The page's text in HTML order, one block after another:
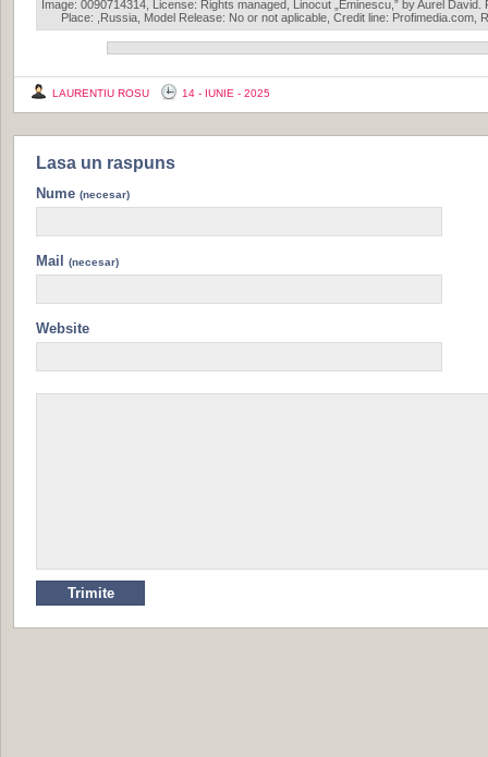
Image: 0090714314, License: Rights managed, Linocut „Eminescu,” by Aurel David.
Place: ,Russia, Model Release: No or not aplicable, Credit line: Profimedia.com,
LAURENTIU ROSU 14 - IUNIE - 2025
Lasa un raspuns
Nume (necesar)
Mail (necesar)
Website